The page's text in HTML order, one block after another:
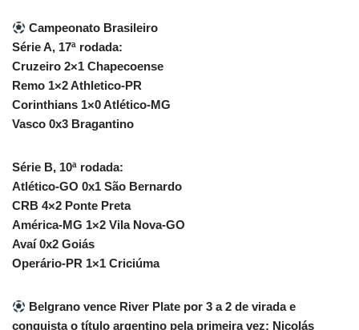
Campeonato Brasileiro
Série A, 17ª rodada:
Cruzeiro 2×1 Chapecoense
Remo 1×2 Athletico-PR
Corinthians 1×0 Atlético-MG
Vasco 0x3 Bragantino
Série B, 10ª rodada:
Atlético-GO 0x1 São Bernardo
CRB 4×2 Ponte Preta
América-MG 1×2 Vila Nova-GO
Avaí 0x2 Goiás
Operário-PR 1×1 Criciúma
Belgrano vence River Plate por 3 a 2 de virada e
conquista o título argentino pela primeira vez; Nicolás